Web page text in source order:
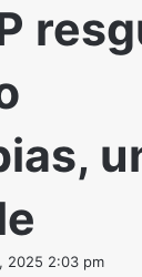
2025 2:03 pm